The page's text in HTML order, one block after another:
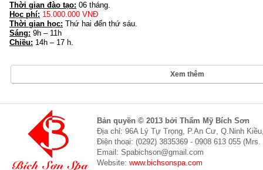
Thời gian đào tạo: 06 tháng.
Học phí: 15.000.000 VNĐ
Thời gian học: Thứ hai đến thứ sáu.
Sáng: 9h – 11h
Chiều: 14h – 17 h.
Xem thêm
Bản quyền © 2013 bởi Thẩm Mỹ Bích Sơn
Địa chỉ: 96A Lý Tự Trọng, P.An Cư, Q.Ninh
Điện thoại: (0292) 3835369 - 0908 613 055 (Mrs.
Email: Spabichson@gmail.com
Website: www.bichsonspa.com